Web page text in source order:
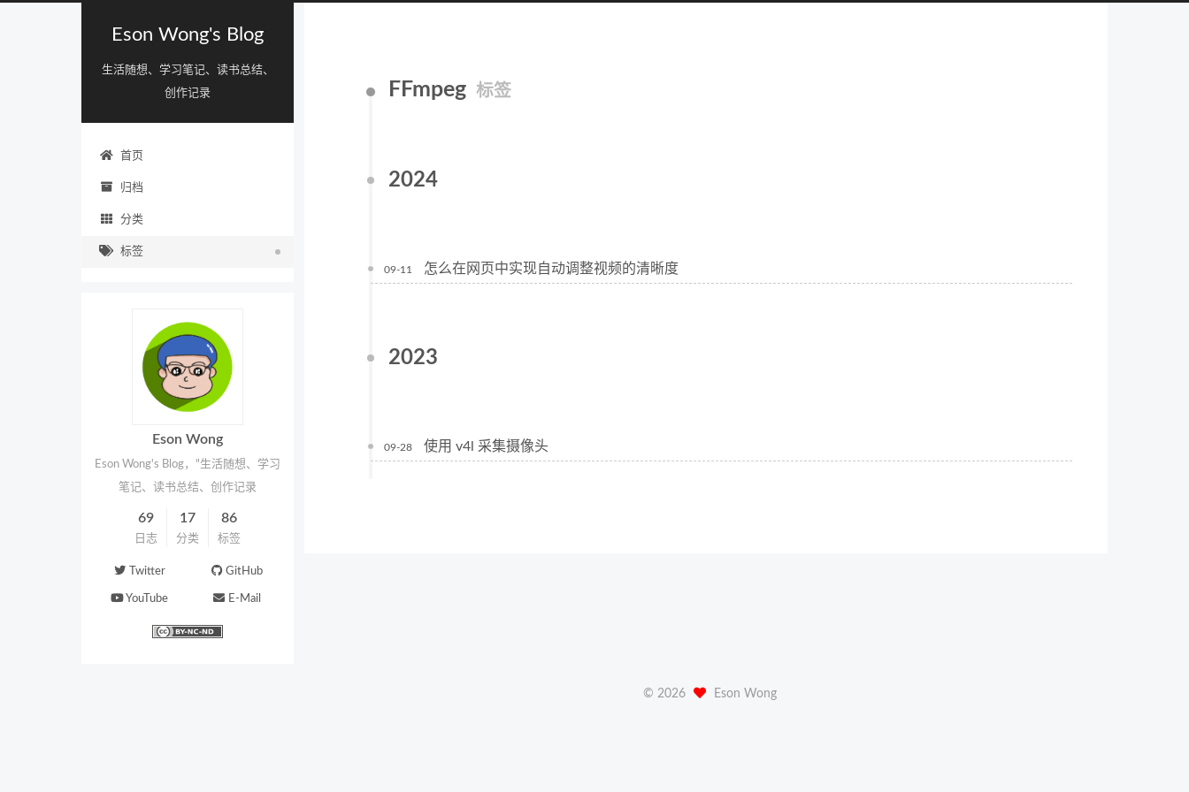
Eson Wong's Blog
生活随想、学习笔记、读书总结、
创作记录
首页
归档
分类
标签
FFmpeg 标签
2024
09-11 怎么在网页中实现自动调整视频的清晰度
2023
09-28 使用 v4l 采集摄像头
Eson Wong
Eson Wong's Blog，"生活随想、学习
笔记、读书总结、创作记录
69
日志
17
分类
86
标签
Twitter GitHub
YouTube E-Mail
© 2026 Eson Wong